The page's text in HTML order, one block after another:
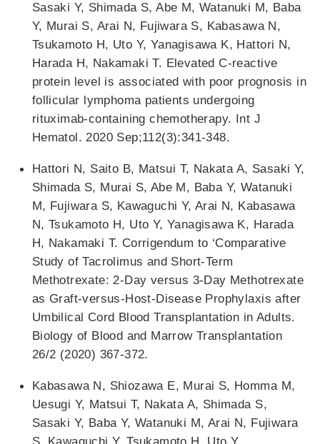
Sasaki Y, Shimada S, Abe M, Watanuki M, Baba
Y, Murai S, Arai N, Fujiwara S, Kabasawa N,
Tsukamoto H, Uto Y, Yanagisawa K, Hattori N,
Harada H, Nakamaki T. Elevated C-reactive
protein level is associated with poor prognosis in
follicular lymphoma patients undergoing
rituximab-containing chemotherapy. Int J
Hematol. 2020 Sep;112(3):341-348.
Hattori N, Saito B, Matsui T, Nakata A, Sasaki Y,
Shimada S, Murai S, Abe M, Baba Y, Watanuki
M, Fujiwara S, Kawaguchi Y, Arai N, Kabasawa
N, Tsukamoto H, Uto Y, Yanagisawa K, Harada
H, Nakamaki T. Corrigendum to ‘Comparative
Study of Tacrolimus and Short-Term
Methotrexate: 2-Day versus 3-Day Methotrexate
as Graft-versus-Host-Disease Prophylaxis after
Umbilical Cord Blood Transplantation in Adults.
Biology of Blood and Marrow Transplantation
26/2 (2020) 367-372.
Kabasawa N, Shiozawa E, Murai S, Homma M,
Uesugi Y, Matsui T, Nakata A, Shimada S,
Sasaki Y, Baba Y, Watanuki M, Arai N, Fujiwara